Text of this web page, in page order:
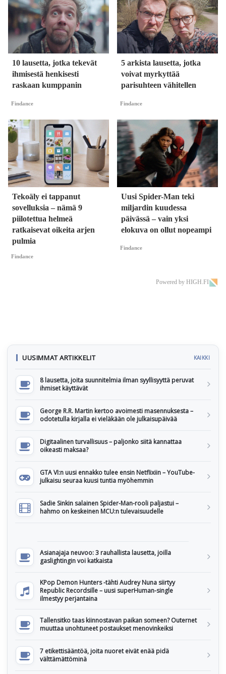
10 lausetta, jotka tekevät
ihmisestä henkisesti
raskaan kumppanin
Findance
5 arkista lausetta, jotka
voivat myrkyttää
parisuhteen vähitellen
Findance
Tekoäly ei tappanut
sovelluksia – nämä 9
piilotettua helmeä
ratkaisevat oikeita arjen
pulmia
Findance
Uusi Spider-Man teki
miljardin kuudessa
päivässä – vain yksi
elokuva on ollut nopeampi
Findance
Powered by HIGH.FI
UUSIMMAT ARTIKKELIT KAIKKI
8 lausetta, joita suunnitelmia ilman syyllisyyttä peruvat
ihmiset käyttävät
George R.R. Martin kertoo avoimesti masennuksesta –
odotetulla kirjalla ei vieläkään ole julkaisupäivää
Digitaalinen turvallisuus – paljonko siitä kannattaa
oikeasti maksaa?
GTA VI:n uusi ennakko tulee ensin Netflixiin – YouTube-
julkaisu seuraa kuusi tuntia myöhemmin
Sadie Sinkin salainen Spider-Man-rooli paljastui –
hahmo on keskeinen MCU:n tulevaisuudelle
Asianajaja neuvoo: 3 rauhallista lausetta, joilla
gaslightingin voi katkaista
KPop Demon Hunters -tähti Audrey Nuna siirtyy
Republic Recordsille – uusi superHuman-single
ilmestyy perjantaina
Tallensitko taas kiinnostavan paikan someen? Outernet
muuttaa unohtuneet postaukset menovinkeiksi
7 etikettisääntöä, joita nuoret eivät enää pidä
välttämättöminä